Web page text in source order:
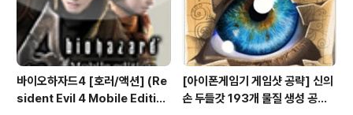
바이오하자드4 [호러/액션] (Re
sident Evil 4 Mobile Editio
[아이폰게임기 게임샷 공략] 신의
손 두들갓 193개 물질 생성 공략